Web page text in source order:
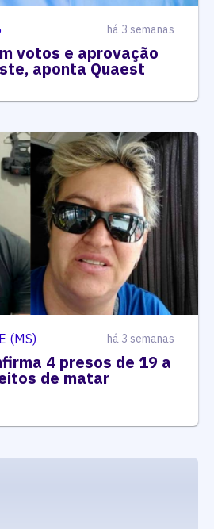
há 3 semanas
votos e aprovação
aponta Quaest
(MS) há 3 semanas
4 presos de 19 a
de matar